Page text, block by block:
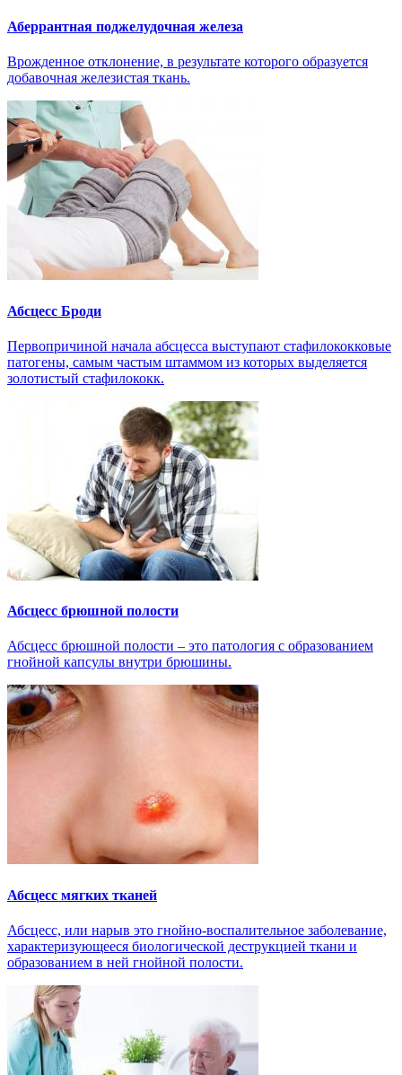
Аберрантная поджелудочная железа
Врожденное отклонение, в результате которого образуется
добавочная железистая ткань.
Абсцесс Броди
Первопричиной начала абсцесса выступают стафилококковые
патогены, самым частым штаммом из которых выделяется
золотистый стафилококк.
Абсцесс брюшной полости
Абсцесс брюшной полости – это патология с образованием
гнойной капсулы внутри брюшины.
Абсцесс мягких тканей
Абсцесс, или нарыв это гнойно-воспалительное заболевание,
характеризующееся биологической деструкцией ткани и
образованием в ней гнойной полости.